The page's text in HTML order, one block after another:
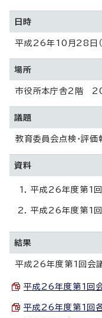
日時
平成26年10月28日（
場所
市役所本庁舎2階
議題
教育委員会点検・評
資料
平成26年度第1
平成26年度第1回
結果
平成26年度第1回会
平成26年度第1回
平成26年度第1回各